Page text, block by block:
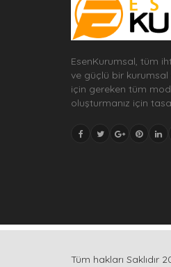
EsenKurumsal, tüm
ve güçlü bir kurumsal
için gereken tüm
oluşturmanız için
Tüm hakları Saklıdır